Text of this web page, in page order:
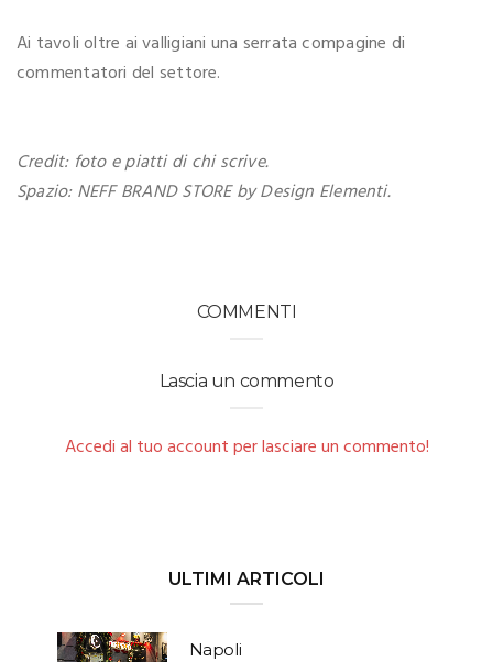
Ai tavoli oltre ai valligiani una serrata compagine di
commentatori del settore.
Credit: foto e piatti di chi scrive.
Spazio: NEFF BRAND STORE by Design Elementi.
COMMENTI
Lascia un commento
Accedi al tuo account per lasciare un commento!
ULTIMI ARTICOLI
Napoli